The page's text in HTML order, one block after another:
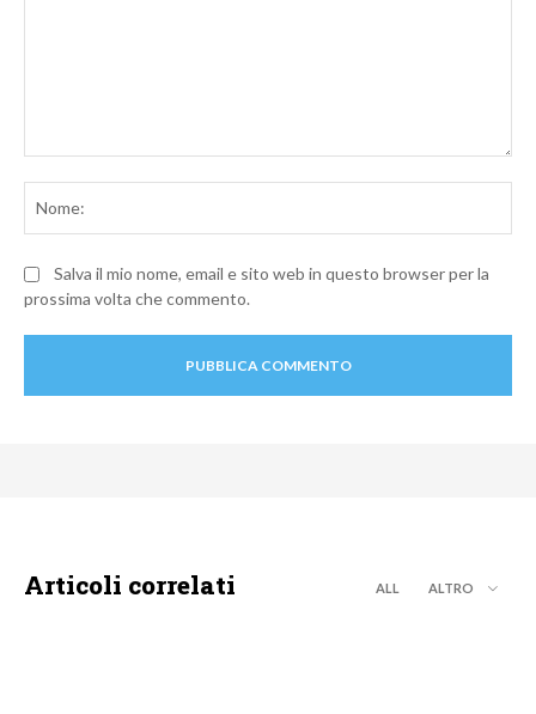
Salva il mio nome, email e sito web in questo browser per la
prossima volta che commento.
Articoli correlati ALL ALTRO